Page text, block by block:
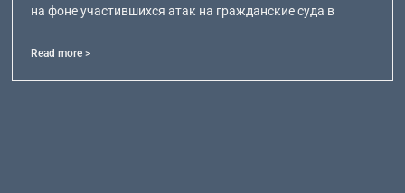
на фоне участившихся атак на гражданские суда в
Read more >